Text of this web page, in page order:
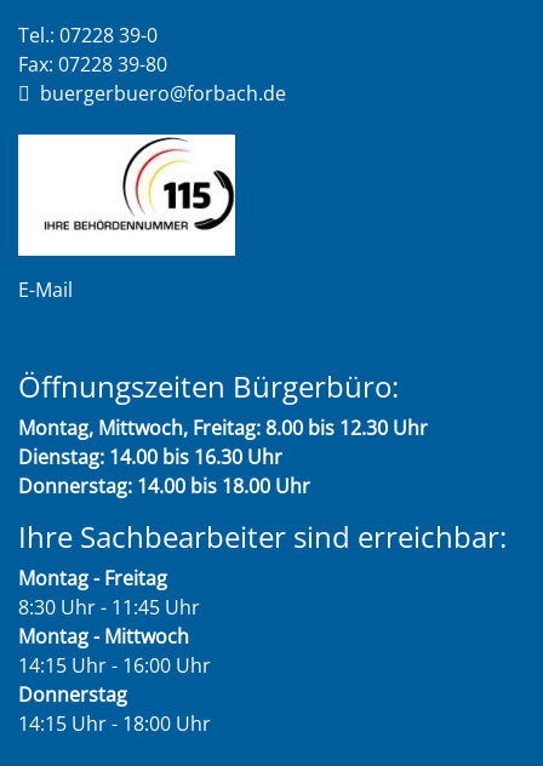
Tel.: 07228 39-0
Fax: 07228 39-80
buergerbuero@forbach.de
E-Mail
Öffnungszeiten Bürgerbüro:
Montag, Mittwoch, Freitag: 8.00 bis 12.30 Uhr
Dienstag: 14.00 bis 16.30 Uhr
Donnerstag: 14.00 bis 18.00 Uhr
Ihre Sachbearbeiter sind erreichbar:
Montag - Freitag
8:30 Uhr - 11:45 Uhr
Montag - Mittwoch
14:15 Uhr - 16:00 Uhr
Donnerstag
14:15 Uhr - 18:00 Uhr